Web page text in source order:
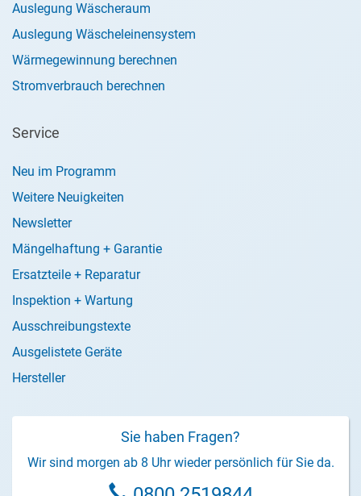
Auslegung Wäscheraum
Auslegung Wäscheleinensystem
Wärmegewinnung berechnen
Stromverbrauch berechnen
Service
Neu im Programm
Weitere Neuigkeiten
Newsletter
Mängelhaftung + Garantie
Ersatzteile + Reparatur
Inspektion + Wartung
Ausschreibungstexte
Ausgelistete Geräte
Hersteller
Sie haben Fragen?
Wir sind morgen ab 8 Uhr wieder persönlich für Sie da.